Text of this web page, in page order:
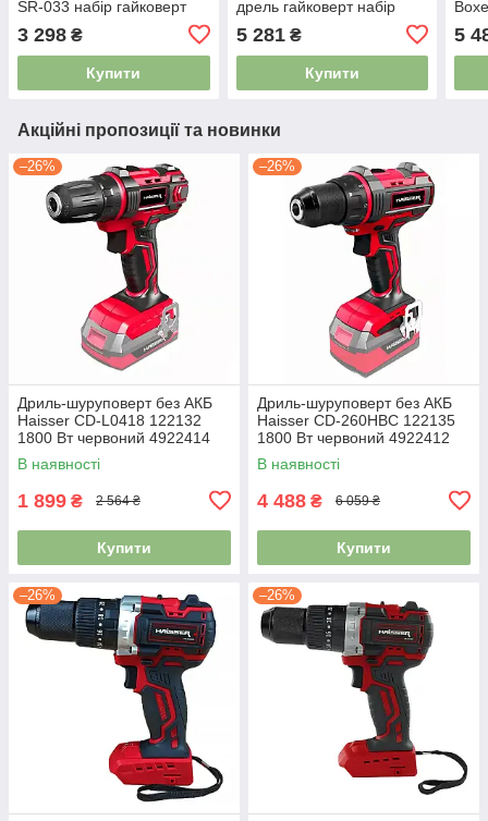
SR-033 набір гайковерт
5203027
3 298 ₴
Купити
дрель гайковерт набір
5 281₴
Купити
5
Акційні пропозиції та новинки
–26%
Дриль-шуруповерт без АКБ
Haisser СD-L0418 122132
1800 Вт червоний 4922414
В наявності
1 899 ₴ 2 564 ₴
Купити
–26%
Дриль-шуруповерт без АКБ
Haisser СD-260HBС 122135
1800 Вт червоний 4922412
В наявності
4 488 ₴ 6 059 ₴
Купити
–26% –26%